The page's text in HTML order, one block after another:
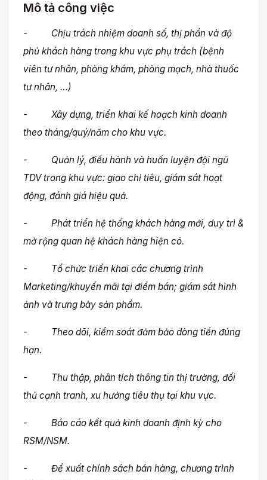
Mô tả công việc
- Chịu trách nhiệm doanh số, thị phần và độ
phủ khách hàng trong khu vực phụ trách (bệnh
viên tư nhân, phòng khám, phòng mạch, nhà thuốc
tư nhân, …)
- Xây dựng, triển khai kế hoạch kinh doanh
theo tháng/quý/năm cho khu vực.
- Quản lý, điều hành và huấn luyện đội ngũ
TDV trong khu vực: giao chỉ tiêu, giám sát hoạt
động, đánh giá hiệu quả.
- Phát triển hệ thống khách hàng mới, duy trì &
mở rộng quan hệ khách hàng hiện có.
- Tổ chức triển khai các chương trình
Marketing/khuyến mãi tại điểm bán; giám sát hình
ảnh và trưng bày sản phẩm.
- Theo dõi, kiểm soát đảm bảo dòng tiền đúng
hạn.
- Thu thập, phân tích thông tin thị trường, đối
thủ cạnh tranh, xu hướng tiêu thụ tại khu vực.
- Báo cáo kết quả kinh doanh định kỳ cho
RSM/NSM.
- Đề xuất chính sách bán hàng, chương trình